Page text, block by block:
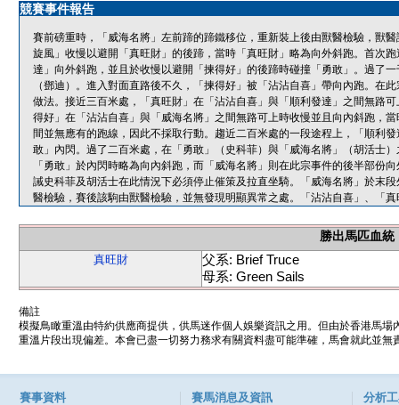
競賽事件報告
賽前磅重時，「威海名將」左前蹄的蹄鐵移位，重新裝上後由獸醫檢驗，獸
旋風」收慢以避開「真旺財」的後蹄，當時「真旺財」略為向外斜跑。首次
達」向外斜跑，並且於收慢以避開「揀得好」的後蹄時碰撞「勇敢」。過了
（鄧迪）。進入對面直路後不久，「揀得好」被「沾沾自喜」帶向內跑。在
做法。接近三百米處，「真旺財」在「沾沾自喜」與「順利發達」之間無路
得好」在「沾沾自喜」與「威海名將」之間無路可上時收慢並且向內斜跑，
間並無應有的跑線，因此不採取行動。趨近二百米處的一段途程上，「順利
敢」內閃。過了二百米處，在「勇敢」（史科菲）與「威海名將」（胡活士
「勇敢」於內閃時略為向內斜跑，而「威海名將」則在此宗事件的後半部份
誡史科菲及胡活士在此情況下必須停止催策及拉直坐騎。「威海名將」於末
醫檢驗，賽後該駒由獸醫檢驗，並無發現明顯異常之處。「沾沾自喜」、「
勝出馬匹血統
真旺財
父系: Brief Truce
母系: Green Sails
備註
模擬鳥瞰重溫由特約供應商提供，供馬迷作個人娛樂資訊之用。但由於香港馬
重溫片段出現偏差。本會已盡一切努力務求有關資料盡可能準確，馬會就此並
賽事資料 賽馬消息及資訊 分析